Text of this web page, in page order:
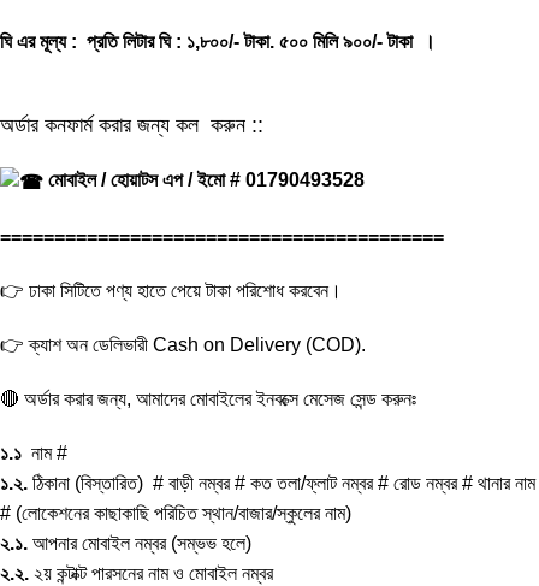
ঘি এর মূল্য : প্রতি লিটার ঘি : ১,৮০০/- টাকা. ৫০০ মিলি ৯০০/- টাকা ।
অর্ডার কনফার্ম করার জন্য কল করুন ::
মোবাইল / হোয়াটস এপ / ইমো # 01790493528
=========================================
👉 ঢাকা সিটিতে পণ্য হাতে পেয়ে টাকা পরিশোধ করবেন।
👉 ক্যাশ অন ডেলিভারী Cash on Delivery (COD).
🔴 অর্ডার করার জন্য, আমাদের মোবাইলের ইনবক্সে মেসেজ সেন্ড করুনঃ
১.১ নাম #
১.২. ঠিকানা (বিস্তারিত) # বাড়ী নম্বর # কত তলা/ফ্লাট নম্বর # রোড নম্বর # থানার নাম
# (লোকেশনের কাছাকাছি পরিচিত স্থান/বাজার/স্কুলের নাম)
২.১. আপনার মোবাইল নম্বর (সম্ভভ হলে)
২.২. ২য় কন্টাক্ট পারসনের নাম ও মোবাইল নম্বর